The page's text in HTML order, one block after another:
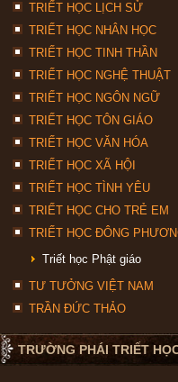
TRIẾT HỌC LỊCH SỬ
TRIẾT HỌC NHÂN HỌC
TRIẾT HỌC TINH THẦN
TRIẾT HỌC NGHỆ THUẬT
TRIẾT HỌC NGÔN NGỮ
TRIẾT HỌC TÔN GIÁO
TRIẾT HỌC VĂN HÓA
TRIẾT HỌC XÃ HỘI
TRIẾT HỌC TÌNH YÊU
TRIẾT HỌC CHO TRẺ EM
TRIẾT HỌC ĐÔNG
Triết học Phật giáo
TƯ TƯỞNG VIỆT NAM
TRẦN ĐỨC THẢO
TRƯỜNG PHÁI TRIẾT